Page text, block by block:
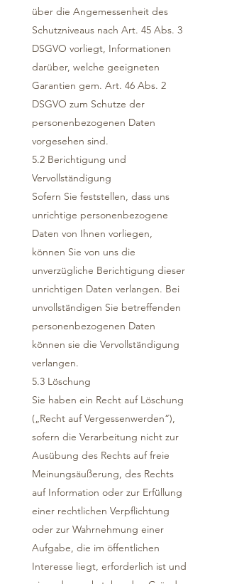
über die Angemessenheit des
Schutzniveaus nach Art. 45 Abs. 3
DSGVO vorliegt, Informationen
darüber, welche geeigneten
Garantien gem. Art. 46 Abs. 2
DSGVO zum Schutze der
personenbezogenen Daten
vorgesehen sind.
5.2 Berichtigung und
Vervollständigung
Sofern Sie feststellen, dass uns
unrichtige personenbezogene
Daten von Ihnen vorliegen,
können Sie von uns die
unverzügliche Berichtigung dieser
unrichtigen Daten verlangen. Bei
unvollständigen Sie betreffenden
personenbezogenen Daten
können sie die Vervollständigung
verlangen.
5.3 Löschung
Sie haben ein Recht auf Löschung
(„Recht auf Vergessenwerden“),
sofern die Verarbeitung nicht zur
Ausübung des Rechts auf freie
Meinungsäußerung, des Rechts
auf Information oder zur Erfüllung
einer rechtlichen Verpflichtung
oder zur Wahrnehmung einer
Aufgabe, die im öffentlichen
Interesse liegt, erforderlich ist und